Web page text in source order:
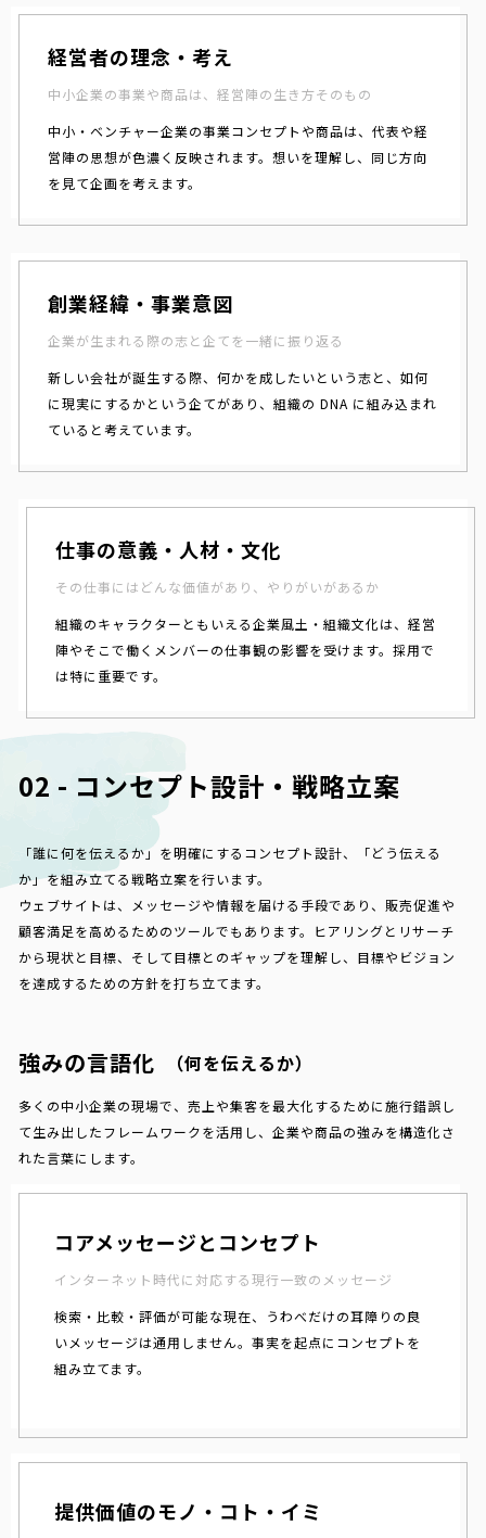
経営者の理念・考え
中小企業の事業や商品は、経営陣の生き方そのもの
中小・ベンチャー企業の事業コンセプトや商品は、代表や経
営陣の思想が色濃く反映されます。想いを理解し、同じ方向
を見て企画を考えます。
創業経緯・事業意図
企業が生まれる際の志と企てを一緒に振り返る
新しい会社が誕生する際、何かを成したいという志と、如何
に現実にするかという企てがあり、組織の DNA に組み込まれ
ていると考えています。
仕事の意義・人材・文化
その仕事にはどんな価値があり、やりがいがあるか
組織のキャラクターともいえる企業風土・組織文化は、経営
陣やそこで働くメンバーの仕事観の影響を受けます。採用で
は特に重要です。
02 - コンセプト設計・戦略立案
「誰に何を伝えるか」を明確にするコンセプト設計、「どう伝える
か」を組み立てる戦略立案を行います。
ウェブサイトは、メッセージや情報を届ける手段であり、販売促進や
顧客満足を高めるためのツールでもあります。ヒアリングとリサーチ
から現状と目標、そして目標とのギャップを理解し、目標やビジョン
を達成するための方針を打ち立てます。
強みの言語化 （何を伝えるか）
多くの中小企業の現場で、売上や集客を最大化するために施行錯誤し
て生み出したフレームワークを活用し、企業や商品の強みを構造化さ
れた言葉にします。
コアメッセージとコンセプト
インターネット時代に対応する現行一致のメッセージ
検索・比較・評価が可能な現在、うわべだけの耳障りの良
いメッセージは通用しません。事実を起点にコンセプトを
組み立てます。
提供価値のモノ・コト・イミ